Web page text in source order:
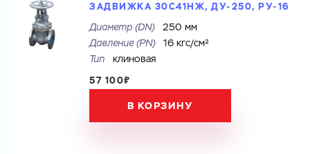
ЗАДВИЖКА 30С41НЖ, ДУ-250, РУ-16
Диаметр (DN)
250 мм
Давление (PN)
16 кгс/см²
Тип
клиновая
57 100₽
В КОРЗИНУ